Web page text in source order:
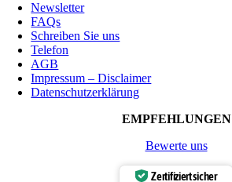
Newsletter
FAQs
Schreiben Sie uns
Telefon
AGB
Impressum – Disclaimer
Datenschutzerklärung
EMPFEHLUNGEN
Bewerte uns
Zertifiziert sicher